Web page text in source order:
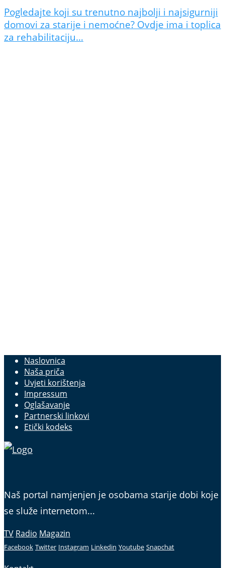
Pogledajte koji su trenutno najbolji i najsigurniji
domovi za starije i nemoćne? Ovdje ima i toplica
za rehabilitaciju…
Naslovnica
Naša priča
Uvjeti korištenja
Impressum
Oglašavanje
Partnerski linkovi
Etički kodeks
Naš portal namjenjen je osobama starije dobi koje
se služe internetom...
TV Radio Magazin
Facebook Twitter Instagram Linkedin Youtube Snapchat